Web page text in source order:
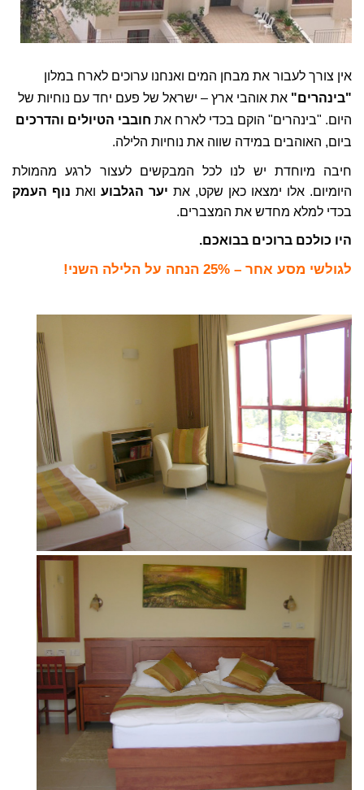
אין צורך לעבור את מבחן המים ואנחנו ערוכים לארח במלון
"בינהרים" את אוהבי ארץ – ישראל של פעם יחד עם נוחיות של
היום. "בינהרים" הוקם בכדי לארח את חובבי הטיולים והדרכים
ביום, האוהבים במידה שווה את נוחיות הלילה.
חיבה מיוחדת יש לנו לכל המבקשים לעצור לרגע מהמולת
היומיום. אלו ימצאו כאן שקט, את יער הגלבוע ואת נוף העמק
בכדי למלא מחדש את המצברים.
היו כולכם ברוכים בבואכם.
לגולשי מסע אחר – 25% הנחה על הלילה השני!